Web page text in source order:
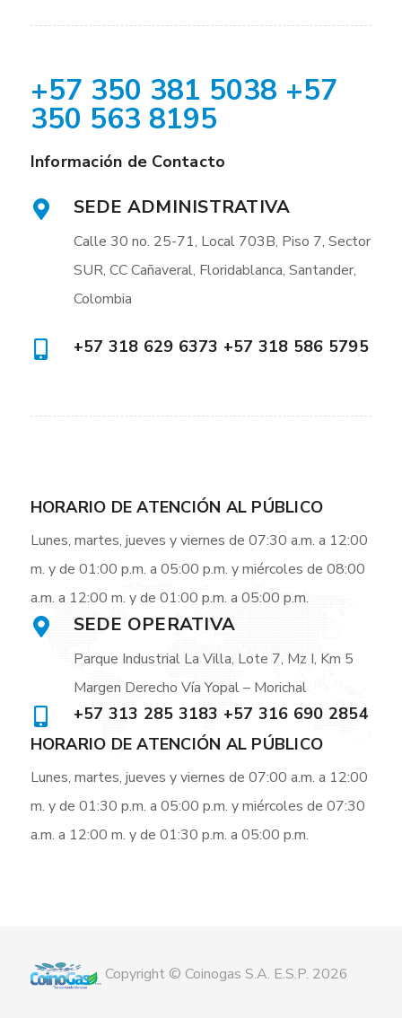
+57 350 381 5038 +57
350 563 8195
Información de Contacto
SEDE ADMINISTRATIVA
Calle 30 no. 25-71, Local 703B, Piso 7, Sector
SUR, CC Cañaveral, Floridablanca, Santander,
Colombia
+57 318 629 6373 +57 318 586 5795
HORARIO DE ATENCIÓN AL PÚBLICO
Lunes, martes, jueves y viernes de 07:30 a.m. a 12:00
m. y de 01:00 p.m. a 05:00 p.m. y miércoles de 08:00
a.m. a 12:00 m. y de 01:00 p.m. a 05:00 p.m.
SEDE OPERATIVA
Parque Industrial La Villa, Lote 7, Mz I, Km 5
Margen Derecho Vía Yopal – Morichal
+57 313 285 3183 +57 316 690 2854
HORARIO DE ATENCIÓN AL PÚBLICO
Lunes, martes, jueves y viernes de 07:00 a.m. a 12:00
m. y de 01:30 p.m. a 05:00 p.m. y miércoles de 07:30
a.m. a 12:00 m. y de 01:30 p.m. a 05:00 p.m.
Copyright © Coinogas S.A. E.S.P. 2026